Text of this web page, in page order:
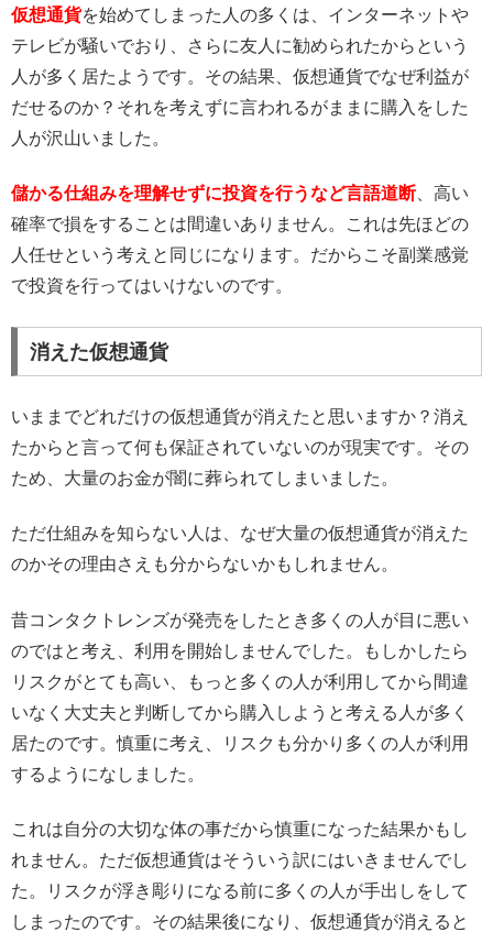
仮想通貨を始めてしまった人の多くは、インターネットや
テレビが騒いでおり、さらに友人に勧められたからという
人が多く居たようです。その結果、仮想通貨でなぜ利益が
だせるのか？それを考えずに言われるがままに購入をした
人が沢山いました。
儲かる仕組みを理解せずに投資を行うなど言語道断、高い
確率で損をすることは間違いありません。これは先ほどの
人任せという考えと同じになります。だからこそ副業感覚
で投資を行ってはいけないのです。
消えた仮想通貨
いままでどれだけの仮想通貨が消えたと思いますか？消え
たからと言って何も保証されていないのが現実です。その
ため、大量のお金が闇に葬られてしまいました。
ただ仕組みを知らない人は、なぜ大量の仮想通貨が消えた
のかその理由さえも分からないかもしれません。
昔コンタクトレンズが発売をしたとき多くの人が目に悪い
のではと考え、利用を開始しませんでした。もしかしたら
リスクがとても高い、もっと多くの人が利用してから間違
いなく大丈夫と判断してから購入しようと考える人が多く
居たのです。慎重に考え、リスクも分かり多くの人が利用
するようになしました。
これは自分の大切な体の事だから慎重になった結果かもし
れません。ただ仮想通貨はそういう訳にはいきませんでし
た。リスクが浮き彫りになる前に多くの人が手出しをして
しまったのです。その結果後になり、仮想通貨が消えると